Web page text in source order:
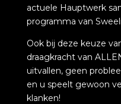
actuele Hauptwerk
programma van
Ook bij deze keuze
draagkracht van
uitvallen, geen
en u speelt gewoon
klanken!